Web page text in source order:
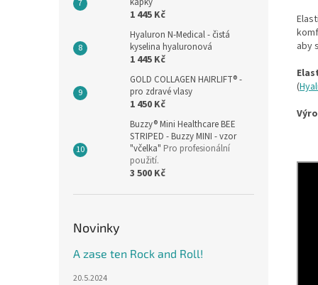
1 445 Kč
Hyaluron N-Medical - čistá
kyselina hyaluronová
1 445 Kč
GOLD COLLAGEN HAIRLIFT® -
pro zdravé vlasy
1 450 Kč
Buzzy® Mini Healthcare BEE
STRIPED - Buzzy MINI - vzor
"včelka" Pro profesionální
použití.
3 500 Kč
Novinky
A zase ten Rock and Roll!
20.5.2024
aby
(